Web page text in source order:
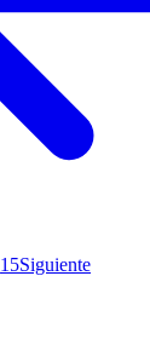
15Siguiente